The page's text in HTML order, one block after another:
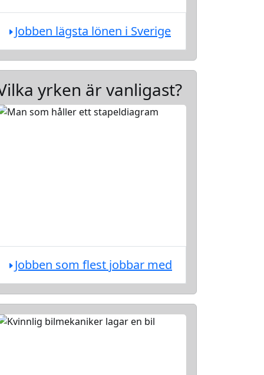
Jobben lägsta lönen i Sverige
yrken är vanligast?
Jobben som flest jobbar med